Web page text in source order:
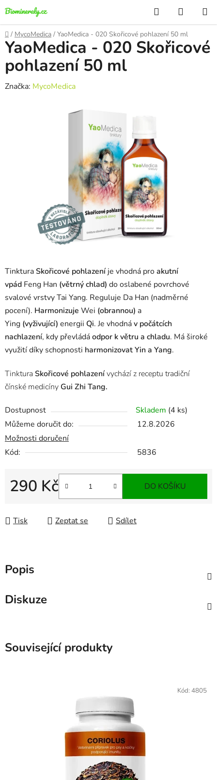
Přejít
na
obsah
Hledat
KOŠÍK
Domů
/ MycoMedica / YaoMedica - 020 Skořicové pohlazení 50 ml
TinkturaSkořicové pohlazení je vhodná proakutní
vpád Feng Han (větrný chlad) do oslabené povrchové
svalové vrstvy Tai Yang. Reguluje Da Han (nadměrné
pocení). Harmonizuje Wei (obrannou) a
Ying (vyživující) energii Qi. Je vhodnáv počátcích
nachlazení, kdy převládáodpor k větru a chladu. Má široké
využití díky schopnosti harmonizovat Yin a Yang.
Tinktura Skořicové pohlazenívychází z receptu tradiční
čínské medicíny Gui Zhi Tang.
Dostupnost Skladem (4 ks)
Můžeme doručit do:
12.8.2026
Možnosti doručení
Kód:
5836
290 Kč DO KOŠÍKU
Tisk Zeptat se Sdílet
YaoMedica - 020 Skořicové
pohlazení 50 ml
Značka: MycoMedica
Popis
Diskuze
Související produkty
Kód: 4805